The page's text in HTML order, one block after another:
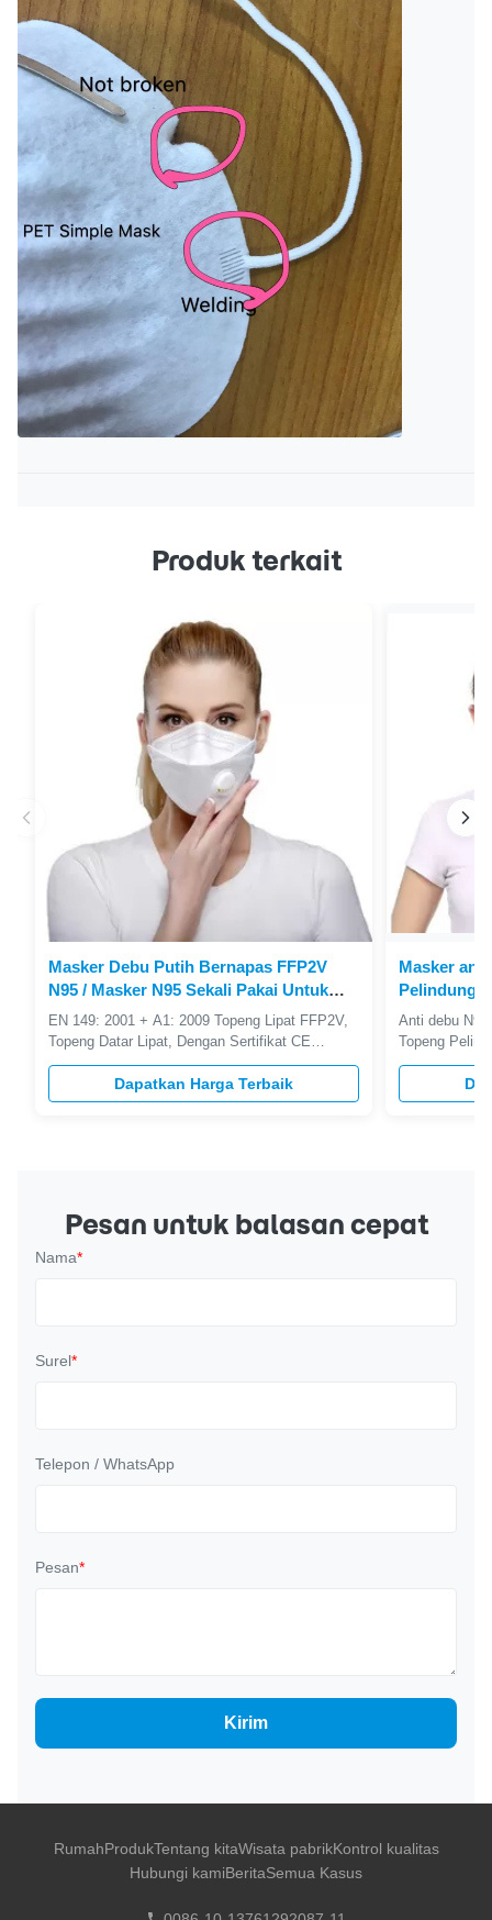
Produk terkait
Masker Debu Putih Bernapas FFP2V
N95 / Masker N95 Sekali Pakai Untuk
Penggunaan Nyaman
EN 149: 2001 + A1: 2009 Topeng Lipat FFP2V,
Topeng Datar Lipat, Dengan Sertifikat CE
Disetujui FFP2V Masker Lipat: Lipat desain
datar, 12 buah per bungkus, dibungkus tersendiri
untuk perawatan kesehatan. Lipat desain datar,
Dapatkan Harga Terbaik
Masker
Pelindung
untuk
Anti debu
Topeng
Deskripsi
lapisan
Waktu
Pesan untuk balasan cepat
Nama*
Surel*
Telepon / WhatsApp
Pesan*
Kirim
RumahProdukTentang kitaWisata pabrikKontrol kualitas
Hubungi kamiBeritaSemua Kasus